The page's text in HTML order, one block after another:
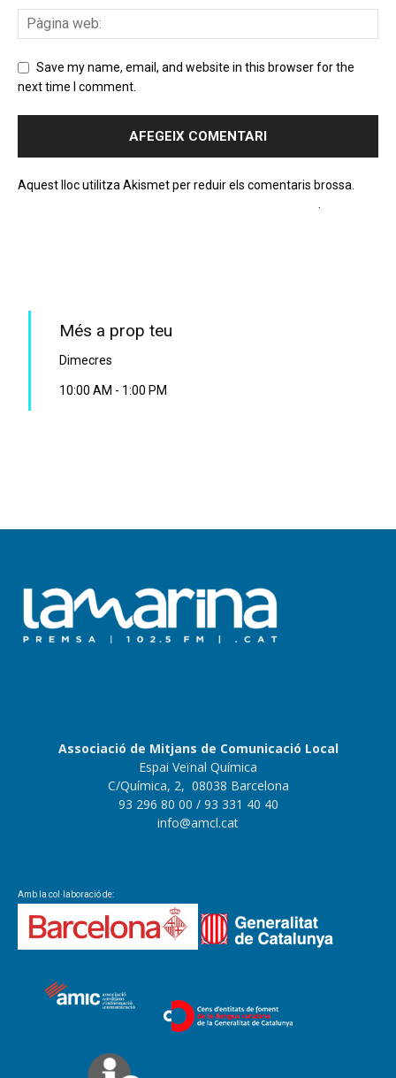
Save my name, email, and website in this browser for the
next time I comment.
Aquest lloc utilitza Akismet per reduir els comentaris brossa.
Més a prop teu
Dimecres
10:00 AM - 1:00 PM
Associació de Mitjans de Comunicació Local
Espai Veïnal Química
C/Química, 2, 08038 Barcelona
93 296 80 00 / 93 331 40 40
info@amcl.cat
Amb la col·laboració de: